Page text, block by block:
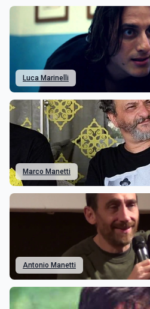
Luca Marinelli
Marco Manetti
Antonio Manetti